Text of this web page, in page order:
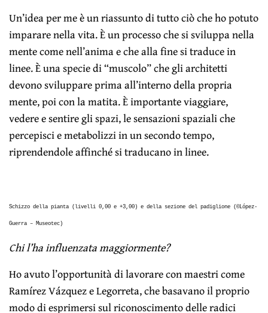
Un’idea per me è un riassunto di tutto ciò che ho potuto
imparare nella vita. È un processo che si sviluppa nella
mente come nell’anima e che alla fine si traduce in
linee. È una specie di “muscolo” che gli architetti
devono sviluppare prima all’interno della propria
mente, poi con la matita. È importante viaggiare,
vedere e sentire gli spazi, le sensazioni spaziali che
percepisci e metabolizzi in un secondo tempo,
riprendendole affinché si traducano in linee.
Schizzo della pianta (livelli 0,00 e +3,00) e della sezione del padiglione (©López-
Guerra – Museotec)
Chi l’ha influenzata maggiormente?
Ho avuto l’opportunità di lavorare con maestri come
Ramírez Vázquez e Legorreta, che basavano il proprio
modo di esprimersi sul riconoscimento delle radici